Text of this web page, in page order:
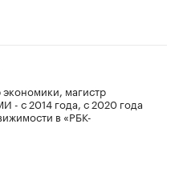
экономики, магистр
- с 2014 года, с 2020 года
в «РБК-